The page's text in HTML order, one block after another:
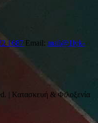
1687 Email: mail@1lyk-
| Κατασκευή & Φιλοξενία